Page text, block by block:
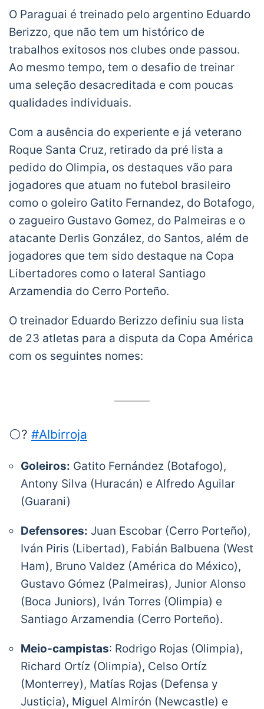
O Paraguai é treinado pelo argentino Eduardo
Berizzo, que não tem um histórico de
trabalhos exitosos nos clubes onde passou.
Ao mesmo tempo, tem o desafio de treinar
uma seleção desacreditada e com poucas
qualidades individuais.
Com a ausência do experiente e já veterano
Roque Santa Cruz, retirado da pré lista a
pedido do Olimpia, os destaques vão para
jogadores que atuam no futebol brasileiro
como o goleiro Gatito Fernandez, do Botafogo,
o zagueiro Gustavo Gomez, do Palmeiras e o
atacante Derlis González, do Santos, além de
jogadores que tem sido destaque na Copa
Libertadores como o lateral Santiago
Arzamendia do Cerro Porteño.
O treinador Eduardo Berizzo definiu sua lista
de 23 atletas para a disputa da Copa América
com os seguintes nomes:
⚪? #Albirroja
? Destino: @CopaAmerica2019.
⚽ Lista oficial de 23 convocados por el
pic.twitter.com/l1UjTDbDYu
— Selección Paraguaya (@Albirroja)May 29,
2019
Goleiros: Gatito Fernández (Botafogo),
Antony Silva (Huracán) e Alfredo Aguilar
(Guarani)
Defensores: Juan Escobar (Cerro Porteño),
Iván Piris (Libertad), Fabián Balbuena (West
Ham), Bruno Valdez (América do México),
Gustavo Gómez (Palmeiras), Junior Alonso
(Boca Juniors), Iván Torres (Olimpia) e
Santiago Arzamendia (Cerro Porteño).
Meio-campistas: Rodrigo Rojas (Olimpia),
Richard Ortíz (Olimpia), Celso Ortíz
(Monterrey), Matías Rojas (Defensa y
Justicia), Miguel Almirón (Newcastle) e